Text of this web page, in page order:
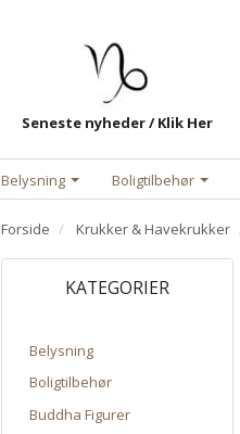
Seneste nyheder / Klik Her
Belysning Boligtilbehør
Forside Krukker & Havekrukker
KATEGORIER
Belysning
Boligtilbehør
Buddha Figurer